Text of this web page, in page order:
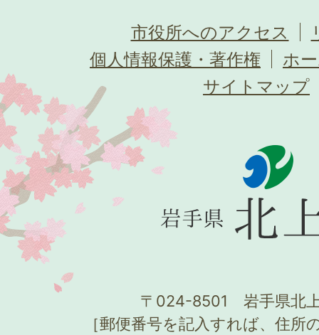
市役所へのアクセス
個人情報保護・著作権
ホ
サイトマップ
〒024-8501 岩手県北
［郵便番号を記入すれば、住所